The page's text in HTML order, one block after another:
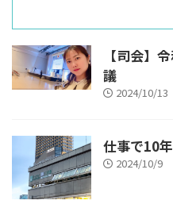
【司会】
議
2024/10/13
仕事で10
2024/10/9